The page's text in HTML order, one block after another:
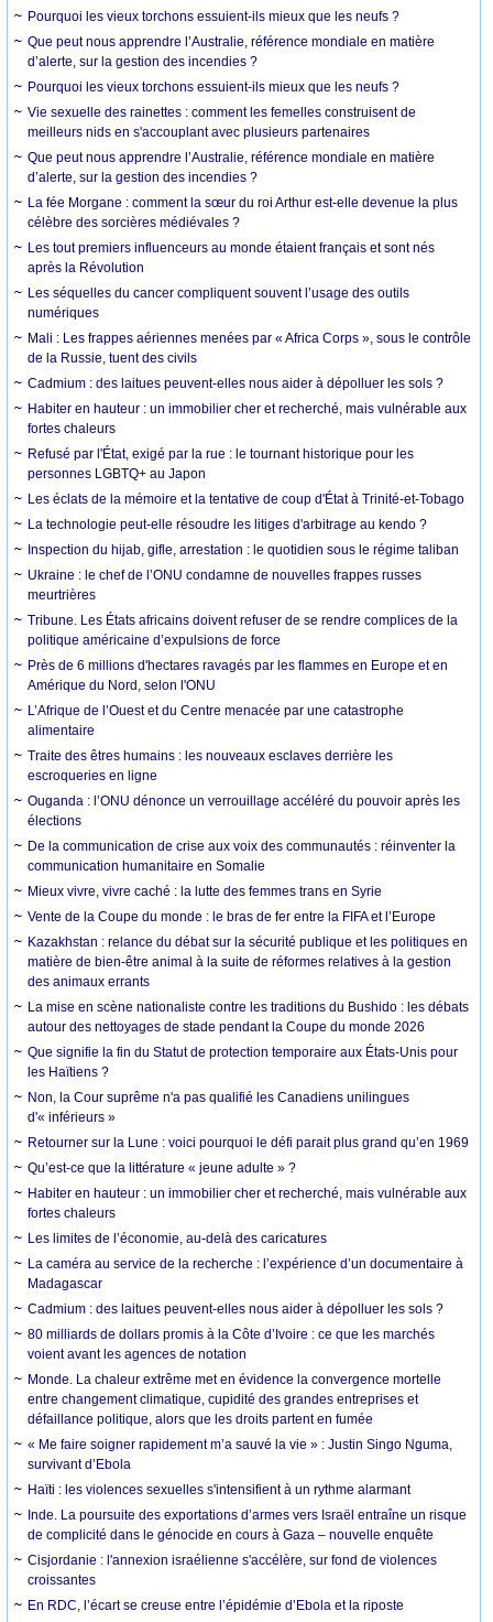
Pourquoi les vieux torchons essuient-ils mieux que les neufs ?
Que peut nous apprendre l’Australie, référence mondiale en matière
d’alerte, sur la gestion des incendies ?
Pourquoi les vieux torchons essuient-ils mieux que les neufs ?
Vie sexuelle des rainettes : comment les femelles construisent de
meilleurs nids en s'accouplant avec plusieurs partenaires
Que peut nous apprendre l’Australie, référence mondiale en matière
d’alerte, sur la gestion des incendies ?
La fée Morgane : comment la sœur du roi Arthur est-elle devenue la plus
célèbre des sorcières médiévales ?
Les tout premiers influenceurs au monde étaient français et sont nés
après la Révolution
Les séquelles du cancer compliquent souvent l’usage des outils
numériques
Mali : Les frappes aériennes menées par « Africa Corps », sous le contrôle
de la Russie, tuent des civils
Cadmium : des laitues peuvent-elles nous aider à dépolluer les sols ?
Habiter en hauteur : un immobilier cher et recherché, mais vulnérable aux
fortes chaleurs
Refusé par l'État, exigé par la rue : le tournant historique pour les
personnes LGBTQ+ au Japon
Les éclats de la mémoire et la tentative de coup d'État à Trinité-et-Tobago
La technologie peut-elle résoudre les litiges d'arbitrage au kendo ?
Inspection du hijab, gifle, arrestation : le quotidien sous le régime taliban
Ukraine : le chef de l’ONU condamne de nouvelles frappes russes
meurtrières
Tribune. Les États africains doivent refuser de se rendre complices de la
politique américaine d’expulsions de force
Près de 6 millions d'hectares ravagés par les flammes en Europe et en
Amérique du Nord, selon l'ONU
L’Afrique de l’Ouest et du Centre menacée par une catastrophe
alimentaire
Traite des êtres humains : les nouveaux esclaves derrière les
escroqueries en ligne
Ouganda : l’ONU dénonce un verrouillage accéléré du pouvoir après les
élections
De la communication de crise aux voix des communautés : réinventer la
communication humanitaire en Somalie
Mieux vivre, vivre caché : la lutte des femmes trans en Syrie
Vente de la Coupe du monde : le bras de fer entre la FIFA et l’Europe
Kazakhstan : relance du débat sur la sécurité publique et les politiques en
matière de bien-être animal à la suite de réformes relatives à la gestion
des animaux errants
La mise en scène nationaliste contre les traditions du Bushido : les débats
autour des nettoyages de stade pendant la Coupe du monde 2026
Que signifie la fin du Statut de protection temporaire aux États-Unis pour
les Haïtiens ?
Non, la Cour suprême n'a pas qualifié les Canadiens unilingues
d'« inférieurs »
Retourner sur la Lune : voici pourquoi le défi parait plus grand qu’en 1969
Qu’est-ce que la littérature « jeune adulte » ?
Habiter en hauteur : un immobilier cher et recherché, mais vulnérable aux
fortes chaleurs
Les limites de l’économie, au-delà des caricatures
La caméra au service de la recherche : l’expérience d’un documentaire à
Madagascar
Cadmium : des laitues peuvent-elles nous aider à dépolluer les sols ?
80 milliards de dollars promis à la Côte d’Ivoire : ce que les marchés
voient avant les agences de notation
Monde. La chaleur extrême met en évidence la convergence mortelle
entre changement climatique, cupidité des grandes entreprises et
défaillance politique, alors que les droits partent en fumée
« Me faire soigner rapidement m’a sauvé la vie » : Justin Singo Nguma,
survivant d’Ebola
Haïti : les violences sexuelles s'intensifient à un rythme alarmant
Inde. La poursuite des exportations d’armes vers Israël entraîne un risque
de complicité dans le génocide en cours à Gaza – nouvelle enquête
Cisjordanie : l'annexion israélienne s'accélère, sur fond de violences
croissantes
En RDC, l’écart se creuse entre l’épidémie d’Ebola et la riposte